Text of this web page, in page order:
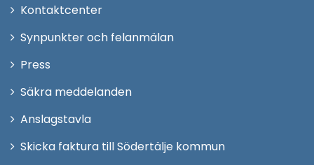
KontaktcenterÖppna
Synpunkter och felanmälan
Press
fönster
Säkra meddelanden
Anslagstavla
Skicka faktura till Södertälje kommun